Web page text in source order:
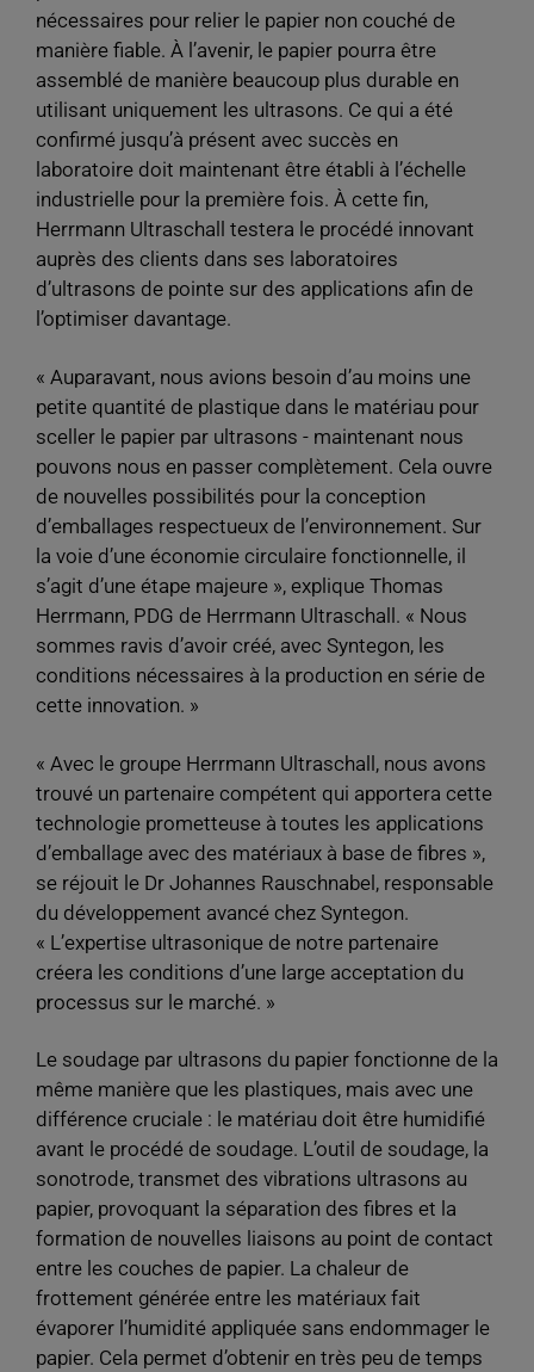
nécessaires pour relier le papier non couché de
manière fiable. À l’avenir, le papier pourra être
assemblé de manière beaucoup plus durable en
utilisant uniquement les ultrasons. Ce qui a été
confirmé jusqu’à présent avec succès en
laboratoire doit maintenant être établi à l’échelle
industrielle pour la première fois. À cette fin,
Herrmann Ultraschall testera le procédé innovant
auprès des clients dans ses laboratoires
d’ultrasons de pointe sur des applications afin de
l’optimiser davantage.
« Auparavant, nous avions besoin d’au moins une
petite quantité de plastique dans le matériau pour
sceller le papier par ultrasons - maintenant nous
pouvons nous en passer complètement. Cela ouvre
de nouvelles possibilités pour la conception
d’emballages respectueux de l’environnement. Sur
la voie d’une économie circulaire fonctionnelle, il
s’agit d’une étape majeure », explique Thomas
Herrmann, PDG de Herrmann Ultraschall. « Nous
sommes ravis d’avoir créé, avec Syntegon, les
conditions nécessaires à la production en série de
cette innovation. »
« Avec le groupe Herrmann Ultraschall, nous avons
trouvé un partenaire compétent qui apportera cette
technologie prometteuse à toutes les applications
d’emballage avec des matériaux à base de fibres »,
se réjouit le Dr Johannes Rauschnabel, responsable
du développement avancé chez Syntegon.
« L’expertise ultrasonique de notre partenaire
créera les conditions d’une large acceptation du
processus sur le marché. »
Le soudage par ultrasons du papier fonctionne de la
même manière que les plastiques, mais avec une
différence cruciale : le matériau doit être humidifié
avant le procédé de soudage. L’outil de soudage, la
sonotrode, transmet des vibrations ultrasons au
papier, provoquant la séparation des fibres et la
formation de nouvelles liaisons au point de contact
entre les couches de papier. La chaleur de
frottement générée entre les matériaux fait
évaporer l’humidité appliquée sans endommager le
papier. Cela permet d’obtenir en très peu de temps